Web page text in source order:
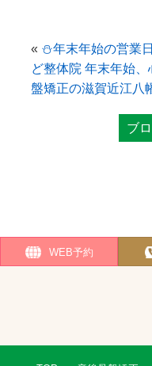
« ⛄年末年始の営業
ど整体院 年末年始、
盤矯正の滋賀近江八
ブ
WEB予約